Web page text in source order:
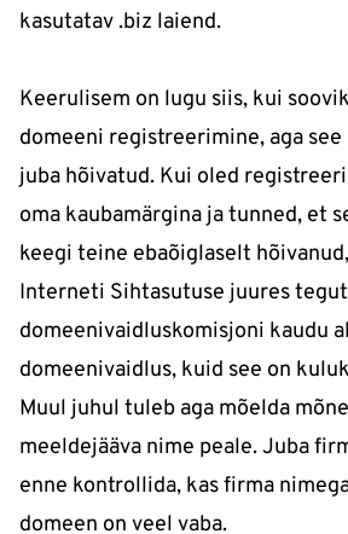
kasutatav .biz laiend.
Keerulisem on lugu siis, kui
domeeni registreerimine, aga
juba hõivatud. Kui oled
oma kaubamärgina ja tunned, et
keegi teine ebaõiglaselt
Interneti Sihtasutuse juures
domeenivaidluskomisjoni kaudu
domeenivaidlus, kuid see on
Muul juhul tuleb aga mõelda
meeldejääva nime peale. Juba
enne kontrollida, kas firma
domeen on veel vaba.